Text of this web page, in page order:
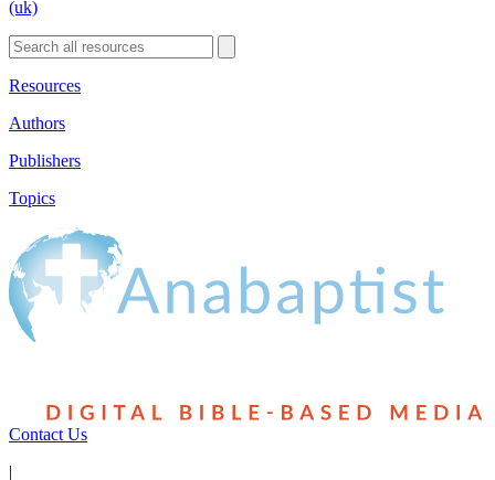
(uk)
Resources
Authors
Publishers
Topics
Contact Us
|